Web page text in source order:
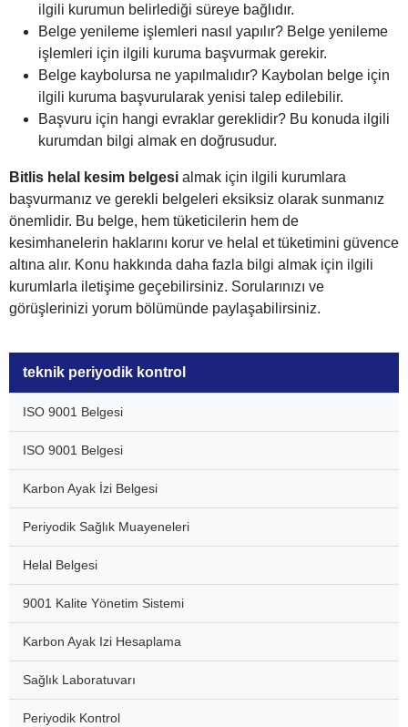
teknik periyodik kontrol
ISO 9001 Belgesi
ISO 9001 Belgesi
Karbon Ayak İzi Belgesi
Periyodik Sağlık Muayeneleri
Helal Belgesi
9001 Kalite Yönetim Sistemi
Karbon Ayak Izi Hesaplama
Sağlık Laboratuvarı
Periyodik Kontrol
ilgili kurumun belirlediği süreye bağlıdır.
Belge yenileme işlemleri nasıl yapılır? Belge yenileme
işlemleri için ilgili kuruma başvurmak gerekir.
Belge kaybolursa ne yapılmalıdır? Kaybolan belge için
ilgili kuruma başvurularak yenisi talep edilebilir.
Başvuru için hangi evraklar gereklidir? Bu konuda ilgili
kurumdan bilgi almak en doğrusudur.
Bitlis helal kesim belgesi almak için ilgili kurumlara
başvurmanız ve gerekli belgeleri eksiksiz olarak sunmanız
önemlidir. Bu belge, hem tüketicilerin hem de
kesimhanelerin haklarını korur ve helal et tüketimini güvence
altına alır. Konu hakkında daha fazla bilgi almak için ilgili
kurumlarla iletişime geçebilirsiniz. Sorularınızı ve
görüşlerinizi yorum bölümünde paylaşabilirsiniz.